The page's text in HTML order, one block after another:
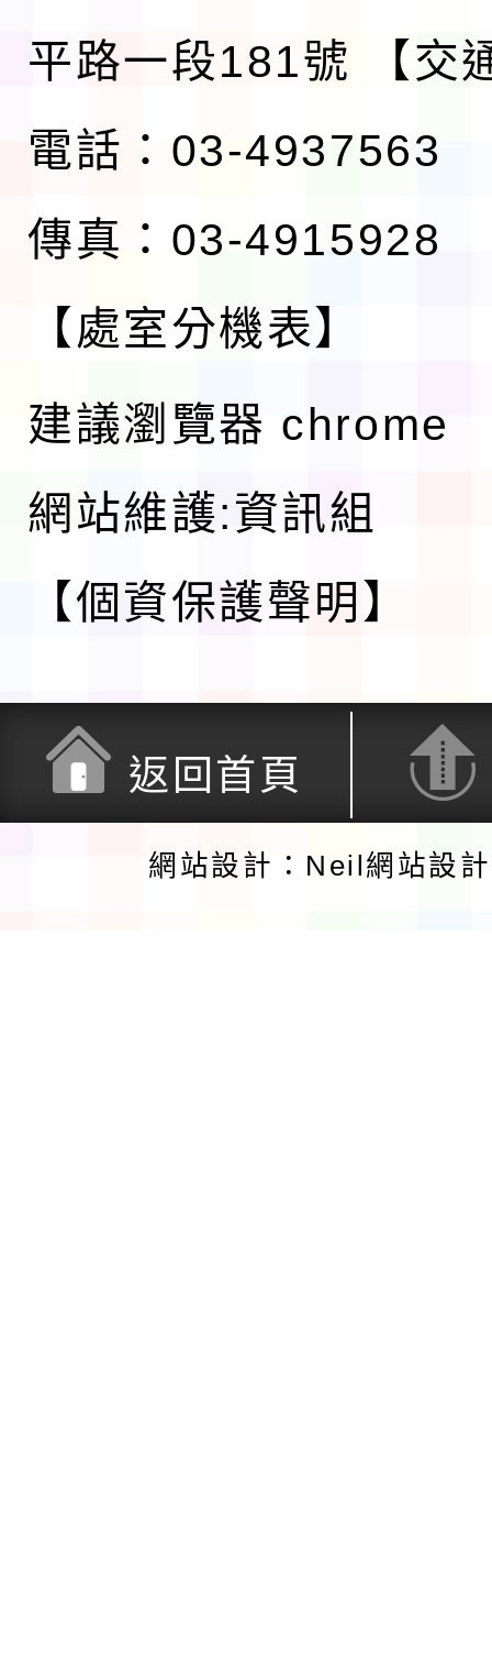
平路一段181號
【交
電話：03-4937563
傳真：03-4915928
【處室分機表】
建議瀏覽器 chrome
網站維護:資訊組
【個資保護聲明】
返回首頁
網站設計：Neil網站設